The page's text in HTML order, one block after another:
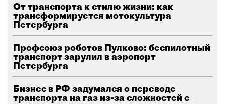
От транспорта к стилю жизни: как
трансформируется мотокультура
Петербурга
Профсоюз роботов Пулково: беспилотный
транспорт зарулил в аэропорт
Петербурга
Бизнес в РФ задумался о переводе
транспорта на газ из-за сложностей с